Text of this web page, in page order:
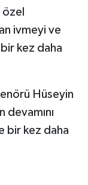
özel
ivmeyi ve
kez daha
Hüseyin
devamını
bir kez daha